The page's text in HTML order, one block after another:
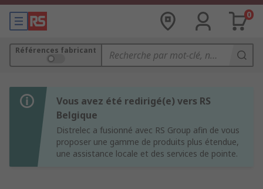
0
Références fabricant
Vous avez été redirigé(e) vers RS
Belgique
Distrelec a fusionné avec RS Group afin de vous
proposer une gamme de produits plus étendue,
une assistance locale et des services de pointe.